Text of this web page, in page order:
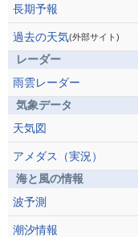
長期予報
過去の天気(外部サイト)
レーダー
雨雲レーダー
気象データ
天気図
アメダス（実況）
海と風の情報
波予測
潮汐情報